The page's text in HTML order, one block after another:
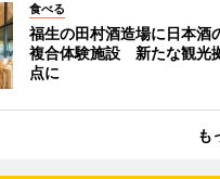
食べる
福生の田村酒造場に日本酒
複合体験施設 新たな観光
点に
も